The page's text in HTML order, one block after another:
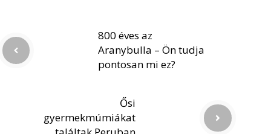
800 éves az
Aranybulla – Ön tudja
pontosan mi ez?
Ősi
gyermekmúmiákat